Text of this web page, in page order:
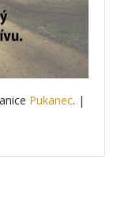
Pukanec. |